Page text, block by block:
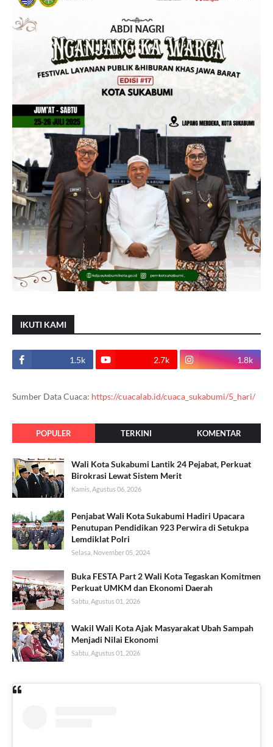
IKUTI KAMI
1.5k 2.7k 1.8k
Sumber Data Cuaca: https://cuacalab.id/cuaca_sukabumi/5_hari/
POPULER TERKINI KOMENTAR
Wali Kota Sukabumi Lantik 24 Pejabat, Perkuat
Birokrasi Lewat Sistem Merit
Kamis, Agustus 06, 2026
Penjabat Wali Kota Sukabumi Hadiri Upacara
Penutupan Pendidikan 923 Perwira di Setukpa
Lemdiklat Polri
Selasa, November 05, 2024
Buka FESTA Part 2 Wali Kota Tegaskan Komitmen
Perkuat UMKM dan Ekonomi Daerah
Sabtu, Agustus 01, 2026
Wakil Wali Kota Ajak Masyarakat Ubah Sampah
Menjadi Nilai Ekonomi
Sabtu, Agustus 01, 2026